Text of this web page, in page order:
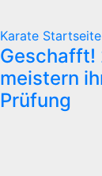
Karate Startseite
Geschafft!
meistern
Prüfung